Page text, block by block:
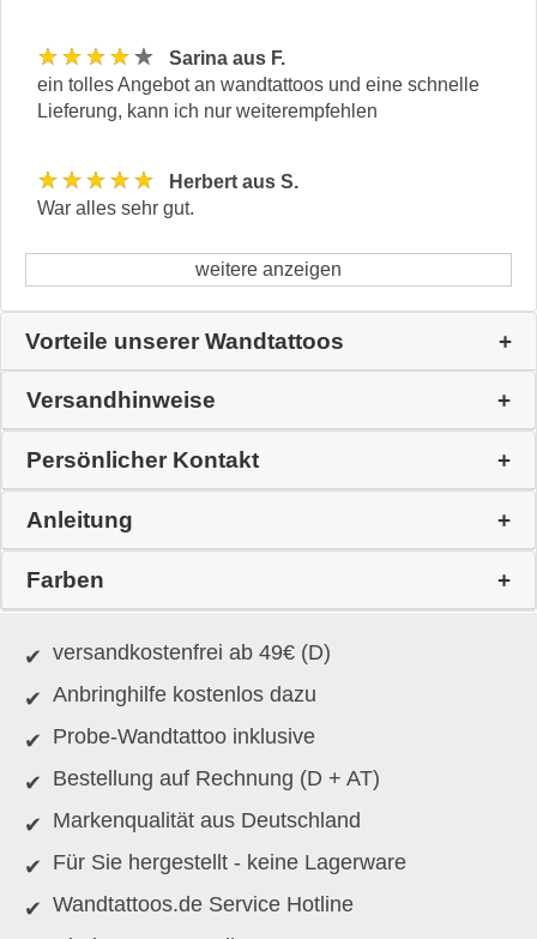
★★★★★
Sarina aus F.
ein tolles Angebot an wandtattoos und eine schnelle
Lieferung, kann ich nur weiterempfehlen
★★★★★
Herbert aus S.
War alles sehr gut.
weitere anzeigen
Vorteile unserer Wandtattoos
Versandhinweise
Persönlicher Kontakt
Anleitung
Farben
versandkostenfrei ab 49€ (D)
Anbringhilfe kostenlos dazu
Probe-Wandtattoo inklusive
Bestellung auf Rechnung (D + AT)
Markenqualität aus Deutschland
Für Sie hergestellt - keine Lagerware
Wandtattoos.de Service Hotline